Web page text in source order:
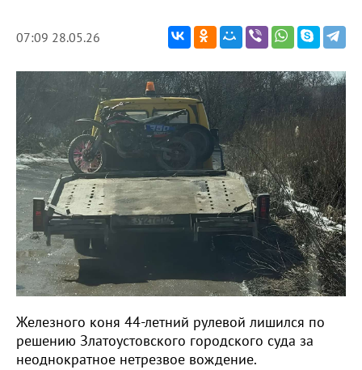
07:09 28.05.26
Железного коня 44-летний рулевой лишился по
решению Златоустовского городского суда за
неоднократное нетрезвое вождение.